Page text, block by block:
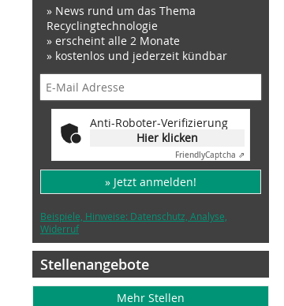
» News rund um das Thema
Recyclingtechnologie
» erscheint alle 2 Monate
» kostenlos und jederzeit kündbar
Anti-Roboter-Verifizierung
Hier klicken
FriendlyCaptcha ⇗
» Jetzt anmelden!
Beispiele, Hinweise: Datenschutz, Analyse,
Widerruf
Stellenangebote
Mehr Stellen